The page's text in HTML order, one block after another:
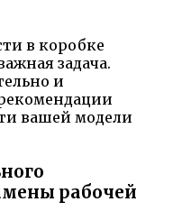
в коробке
задача.
и
вашей модели
рабочей